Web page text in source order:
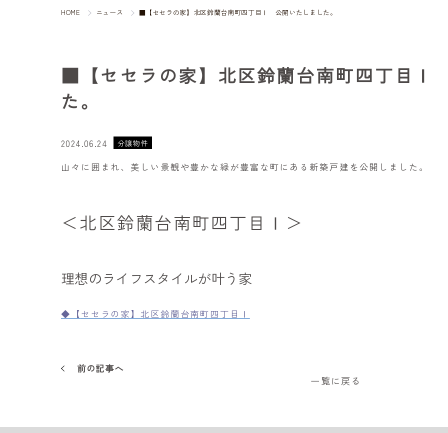
HOME ニュース ■【セセラの家】北区鈴蘭台南町四丁目Ⅰ 公開いたしました。
■【セセラの家】北区鈴蘭台南町四丁目Ⅰ
た。
2024.06.24 分譲物件
山々に囲まれ、美しい景観や豊かな緑が豊富な町にある新築戸建を公開しました。
＜北区鈴蘭台南町四丁目Ⅰ＞
理想のライフスタイルが叶う家
◆【 セセラの家】北区鈴蘭台南町四丁目Ⅰ
前の記事へ
一覧に戻る